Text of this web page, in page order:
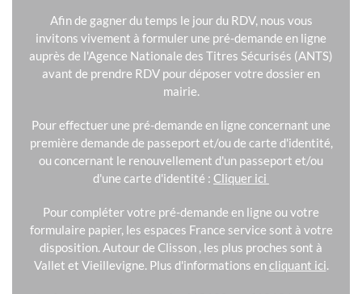
Afin de gagner du temps le jour du RDV, nous vous
invitons vivement à formuler une pré-demande en ligne
auprès de l'Agence Nationale des Titres Sécurisés (ANTS)
avant de prendre RDV pour déposer votre dossier en
mairie.
Pour effectuer une pré-demande en ligne concernant une
première demande de passeport et/ou de carte d'identité,
ou concernant le renouvellement d'un passeport et/ou
d'une carte d'identité : Cliquer ici
Pour compléter votre pré-demande en ligne ou votre
formulaire papier, les espaces France service sont à votre
disposition. Autour de Clisson , les plus proches sont à
Vallet et Vieillevigne. Plus d'informations encliquant ici.